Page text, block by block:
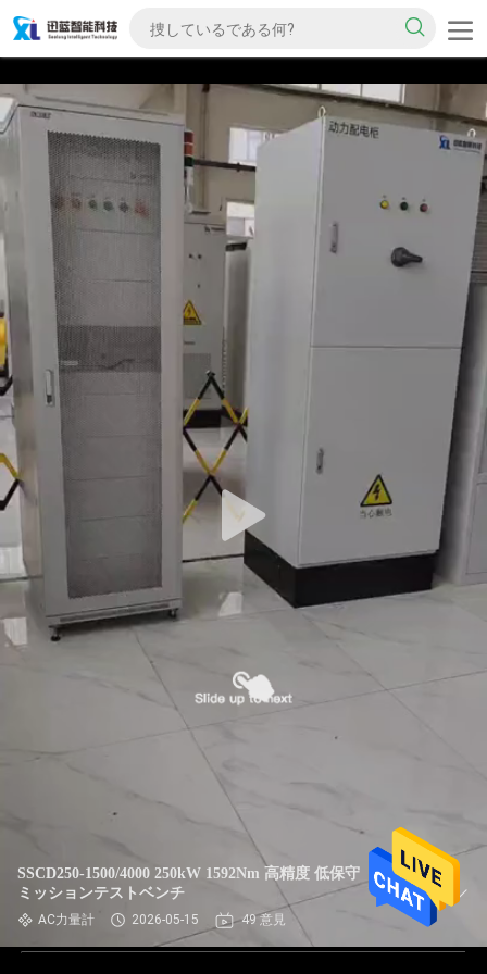
SSCD250-1500/4000 250kW 1592Nm 高精度 低保守 トランス
ミッションテストベンチ
AC力量計 2026-05-15 49 意見